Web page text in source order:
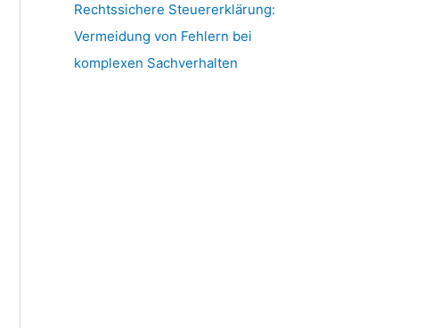
Rechtssichere Steuererklärung:
Vermeidung von Fehlern bei
komplexen Sachverhalten